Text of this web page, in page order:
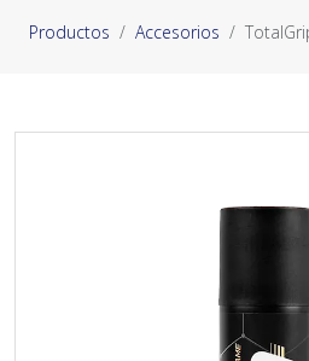
Productos Accesorios